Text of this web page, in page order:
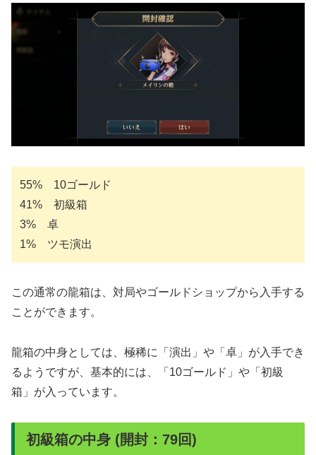
55% 10ゴールド
41% 初級箱
3% 卓
1% ツモ演出
この通常の龍箱は、対局やゴールドショップから入手する
ことができます。
龍箱の中身としては、極稀に「演出」や「卓」が入手でき
るようですが、基本的には、「10ゴールド」や「初級
箱」が入っています。
初級箱の中身 (開封：79回)